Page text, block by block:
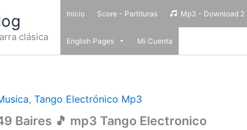
clásica
Inicio Score - Partituras Mp3 - Download 2
English Pages Mi Cuenta
, Tango Electrónico Mp3
Baires 🎵 mp3 Tango Electronico